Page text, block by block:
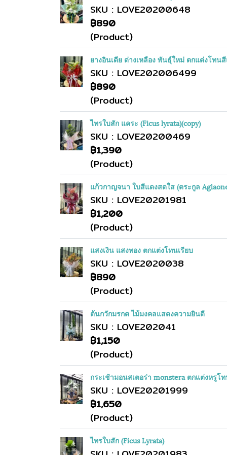
SKU : LOVE20200648
฿890
(Product)
ยางอินเดีย ด่างเหลือง พันธุ์ใหม่ ตกแต่งโทน
SKU : LOVE202006499
฿890
(Product)
ไทรใบสัก แคระ (Ficus lyrata)(copy)
SKU : LOVE20200469
฿1,390
(Product)
แก้วกาญจนา ใบสีแดงสดใส (ตระกูล
SKU : LOVE20201981
฿1,200
(Product)
แสงเงิน แสงทอง ตกแต่งโทนเรียบ
SKU : LOVE2020038
฿890
(Product)
ต้นกวักมรกต ไม้มงคลแสดงความยินดี
SKU : LOVE202041
฿1,150
(Product)
กระเช้ามอนสเตอร่า monstera ตกแต่งหรูโ
SKU : LOVE20201999
฿1,650
(Product)
ไทรใบสัก (Ficus Lyrata)